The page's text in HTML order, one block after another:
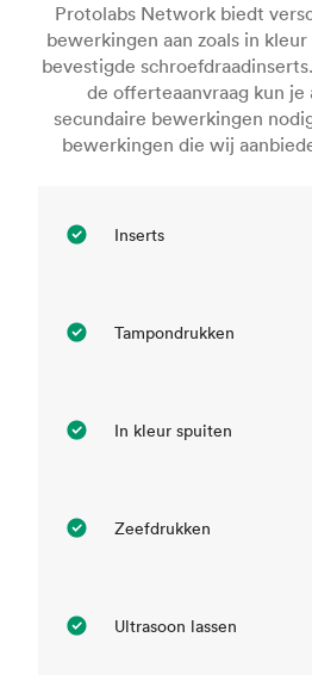
Protolabs Network biedt
bewerkingen aan zoals in
bevestigde
de offerteaanvraag kun je
secundaire bewerkingen
bewerkingen die wij
Inserts
Tampondrukken
In kleur spuiten
Zeefdrukken
Ultrasoon lassen